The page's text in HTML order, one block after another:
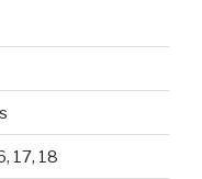
17, 18